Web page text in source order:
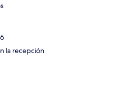
la recepción